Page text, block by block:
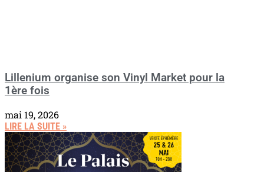
Lillenium organise son Vinyl Market pour la
1ère fois
mai 19, 2026
LIRE LA SUITE »